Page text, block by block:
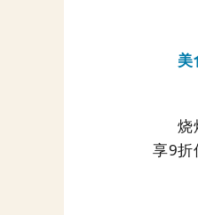
美
烧
享9折